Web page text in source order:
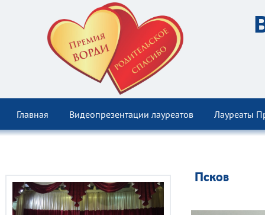
Главная Видеопрезентации лауреатов Лауреаты
Псков